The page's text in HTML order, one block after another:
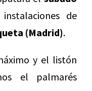
de
(Madrid).
y el listón
el palmarés